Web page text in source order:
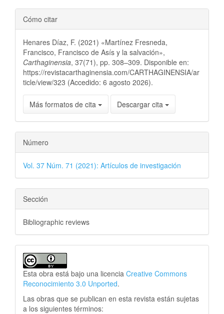
Cómo citar
Henares Díaz, F. (2021) «Martínez Fresneda,
Francisco, Francisco de Asís y la salvación»,
Carthaginensia, 37(71), pp. 308–309. Disponible en:
https://revistacarthaginensia.com/CARTHAGINENSIA/ar
ticle/view/323 (Accedido: 6 agosto 2026).
Más formatos de cita Descargar cita
Número
Vol. 37 Núm. 71 (2021): Artículos de investigación
Sección
Bibliographic reviews
Esta obra está bajo una licencia Creative Commons
Reconocimiento 3.0 Unported.
Las obras que se publican en esta revista están sujetas
a los siguientes términos: